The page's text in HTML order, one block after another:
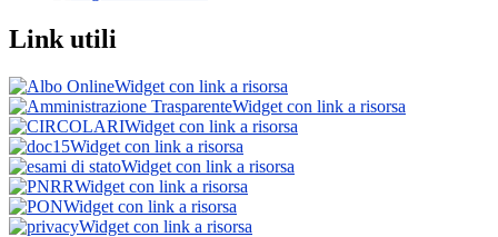
Link utili
Widget con link a risorsa
Widget con link a risorsa
Widget con link a risorsa
Widget con link a risorsa
Widget con link a risorsa
Widget con link a risorsa
Widget con link a risorsa
Widget con link a risorsa